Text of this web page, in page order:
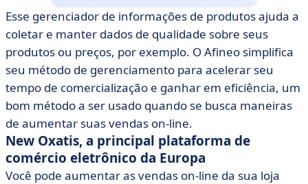
Esse gerenciador de informações de produtos ajuda a
coletar e manter dados de qualidade sobre seus
produtos ou preços, por exemplo. O Afineo simplifica
seu método de gerenciamento para acelerar seu
tempo de comercialização e ganhar em eficiência, um
bom método a ser usado quando se busca maneiras
de aumentar suas vendas on-line.
New Oxatis, a principal plataforma de
comércio eletrônico da Europa
Você pode aumentar as vendas on-line da sua loja